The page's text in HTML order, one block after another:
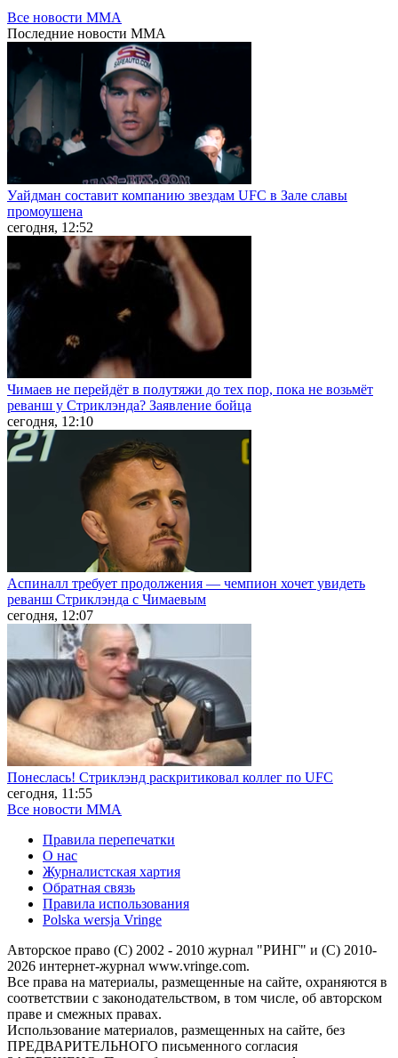
Все новости MMA
Последние новости MMA
Уайдман составит компанию звездам UFC в Зале славы
промоушена
сегодня, 12:52
Чимаев не перейдёт в полутяжи до тех пор, пока не возьмёт
реванш у Стриклэнда? Заявление бойца
сегодня, 12:10
Аспиналл требует продолжения — чемпион хочет увидеть
реванш Стриклэнда с Чимаевым
сегодня, 12:07
Понеслась! Стриклэнд раскритиковал коллег по UFC
сегодня, 11:55
Все новости MMA
Правила перепечатки
О нас
Журналистская хартия
Обратная связь
Правила использования
Polska wersja Vringe
Авторское право (С) 2002 - 2010 журнал "РИНГ" и (С) 2010-
2026 интернет-журнал www.vringe.com.
Все права на материалы, размещенные на сайте, охраняются в
соответствии с законодательством, в том числе, об авторском
праве и смежных правах.
Использование материалов, размещенных на сайте, без
ПРЕДВАРИТЕЛЬНОГО письменного согласия